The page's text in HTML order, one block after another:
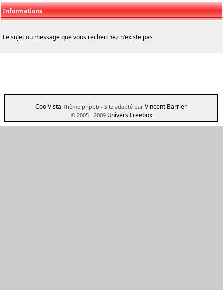
Informations
Le sujet ou message que vous recherchez n'existe pas
CoolVista Thème phpbb - Site adapté par Vincent Barrier
© 2005 - 2009 Univers Freebox